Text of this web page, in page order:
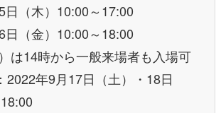
日（木）10:00～17:00
日（金）10:00～18:00
は14時から一般来場者も入場可
2022年9月17日（土）・18日